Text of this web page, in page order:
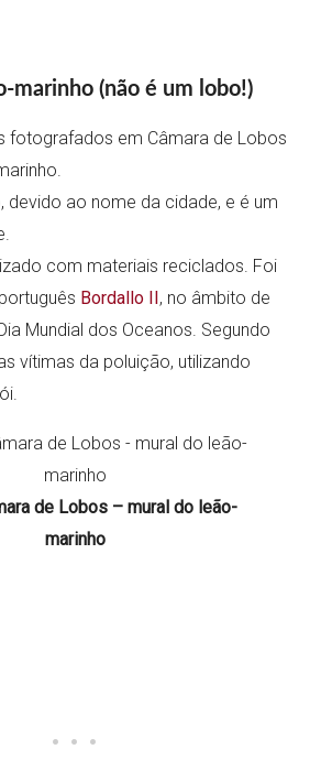
marinho (não é um lobo!)
fotografados em Câmara de Lobos
devido ao nome da cidade, e é um
com materiais reciclados. Foi
Bordallo II, no âmbito de
Mundial dos Oceanos. Segundo
vítimas da poluição, utilizando
de Lobos – mural do leão-
marinho